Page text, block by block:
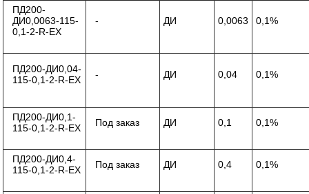
ПД200-
ДИ0,0063-115-
0,1-2-R-ЕХ
- ДИ 0,0063 0,1%
ПД200-ДИ0,04-
115-0,1-2-R-ЕХ
- ДИ 0,04 0,1%
ПД200-ДИ0,1-
115-0,1-2-R-ЕХ
Под заказ ДИ 0,1 0,1%
ПД200-ДИ0,4-
115-0,1-2-R-ЕХ
Под заказ ДИ 0,4 0,1%